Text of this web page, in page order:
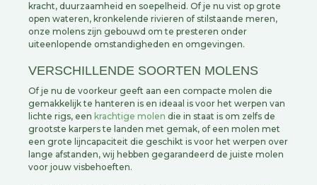
kracht, duurzaamheid en soepelheid. Of je nu vist op grote
open wateren, kronkelende rivieren of stilstaande meren,
onze molens zijn gebouwd om te presteren onder
uiteenlopende omstandigheden en omgevingen.
VERSCHILLENDE SOORTEN MOLENS
Of je nu de voorkeur geeft aan een compacte molen die
gemakkelijk te hanteren is en ideaal is voor het werpen van
lichte rigs, een krachtige molen die in staat is om zelfs de
grootste karpers te landen met gemak, of een molen met
een grote lijncapaciteit die geschikt is voor het werpen over
lange afstanden, wij hebben gegarandeerd de juiste molen
voor jouw visbehoeften.